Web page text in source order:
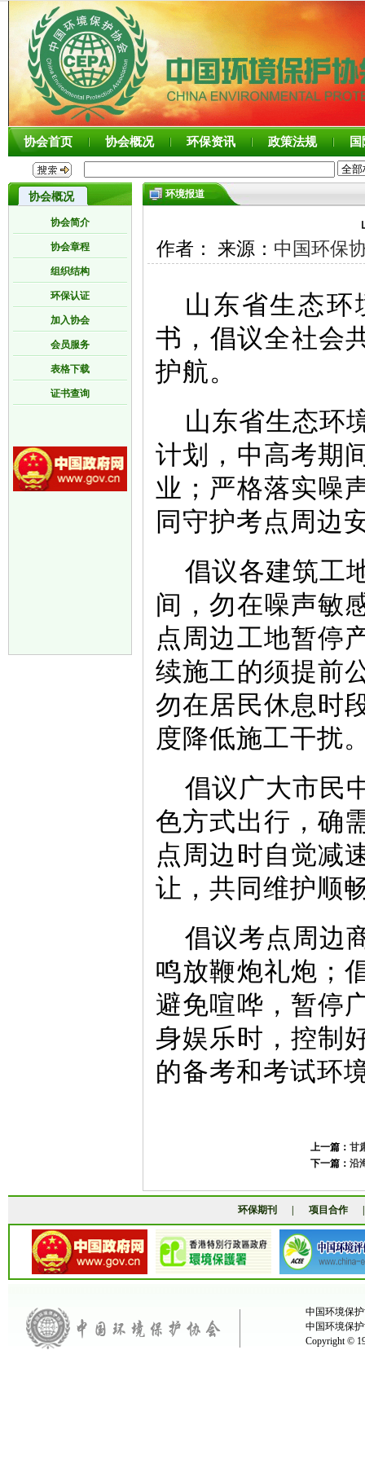
协会首页 协会概况 环保资讯 政策法规
协会概况
协会简介
协会章程
组织结构
环保认证
加入协会
会员服务
表格下载
证书查询
环境报道
作者： 来源： 中国环保
山东省生态环
书，倡议全社会
护航。
山东省生态环
计划，中高考期
业；严格落实噪
同守护考点周边
倡议各建筑工
间，勿在噪声敏
点周边工地暂停
续施工的须提前
勿在居民休息时
度降低施工干扰
倡议广大市民
色方式出行，确
点周边时自觉减
让，共同维护顺
倡议考点周边
鸣放鞭炮礼炮；
避免喧哗，暂停
身娱乐时，控制
的备考和考试环
上一篇： 甘
下一篇： 沿
环保期刊 项目合作
中国环境保
中国环境保
Copyright ©